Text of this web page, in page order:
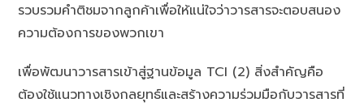
รวบรวมคำติชมจากลูกค้าเพื่อให้แน่ใจว่าวารสารจะตอบสนอง
ความต้องการของพวกเขา
เพื่อพัฒนาวารสารเข้าสู่ฐานข้อมูล TCI (2) สิ่งสำคัญคือ
ต้องใช้แนวทางเชิงกลยุทธ์และสร้างความร่วมมือกับวารสารที่